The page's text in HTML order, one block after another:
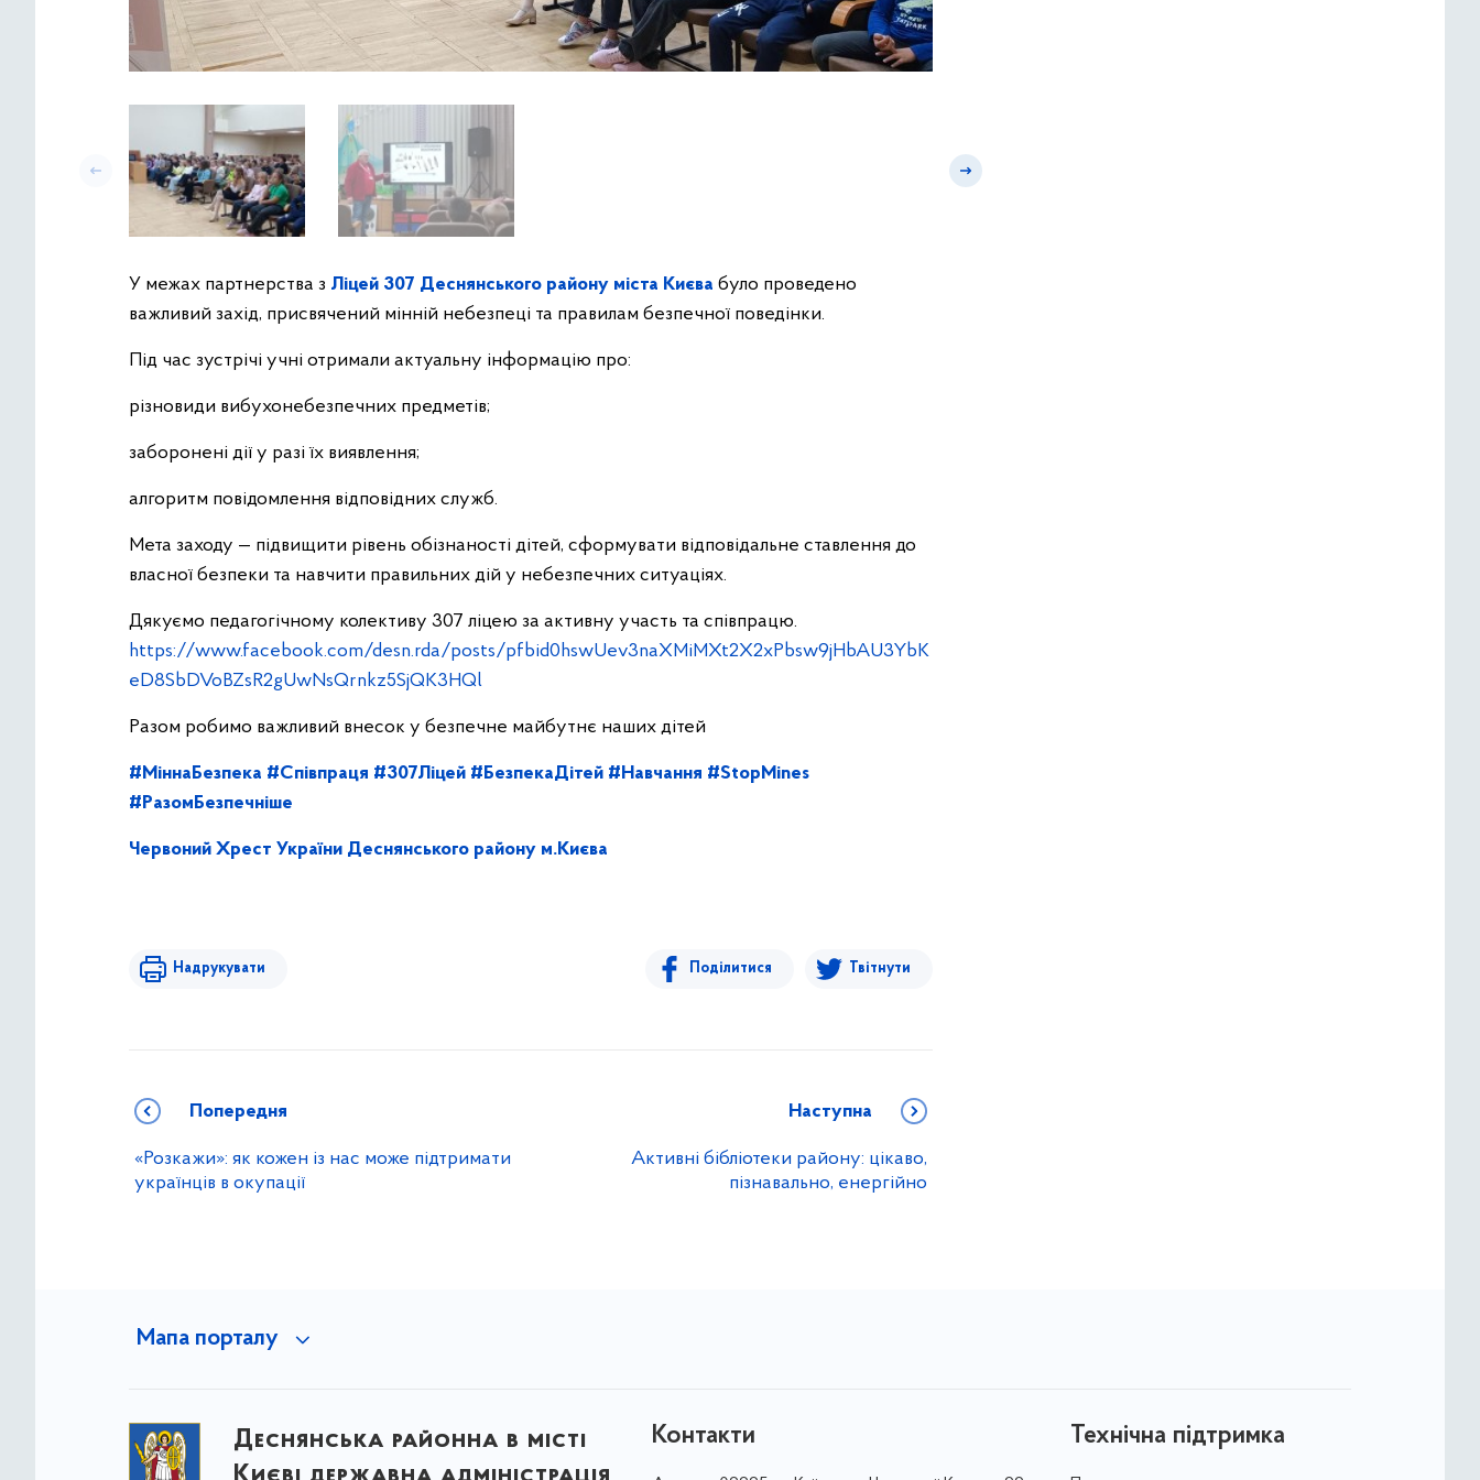
У межах партнерства з Ліцей 307 Деснянського району міста Києва було проведено
важливий захід, присвячений мінній небезпеці та правилам безпечної поведінки.
Під час зустрічі учні отримали актуальну інформацію про:
різновиди вибухонебезпечних предметів;
заборонені дії у разі їх виявлення;
алгоритм повідомлення відповідних служб.
Мета заходу — підвищити рівень обізнаності дітей, сформувати відповідальне ставлення до
власної безпеки та навчити правильних дій у небезпечних ситуаціях.
Дякуємо педагогічному колективу 307 ліцею за активну участь та співпрацю.
https://www.facebook.com/desn.rda/posts/pfbid0hswUev3naXMiMXt2X2xPbsw9jHbAU3YbK
eD8SbDVoBZsR2gUwNsQrnkz5SjQK3HQl
Разом робимо важливий внесок у безпечне майбутнє наших дітей
#МіннаБезпека #Співпраця #307Ліцей #БезпекаДітей #Навчання #StopMines
#РазомБезпечніше
Червоний Хрест України Деснянського району м.Києва
Надрукувати Поділитися Твітнути
Попередня
«Розкажи»: як кожен із нас може підтримати
українців в окупації
Наступна
Активні бібліотеки району: цікаво,
пізнавально, енергійно
Мапа порталу
Деснянська районна в місті
Контакти Технічна підтримка